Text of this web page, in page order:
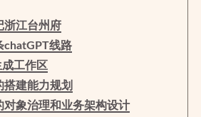
浙江台州府
chatGPT线路
工作区
建能力规划
对象治理和业务架构设计